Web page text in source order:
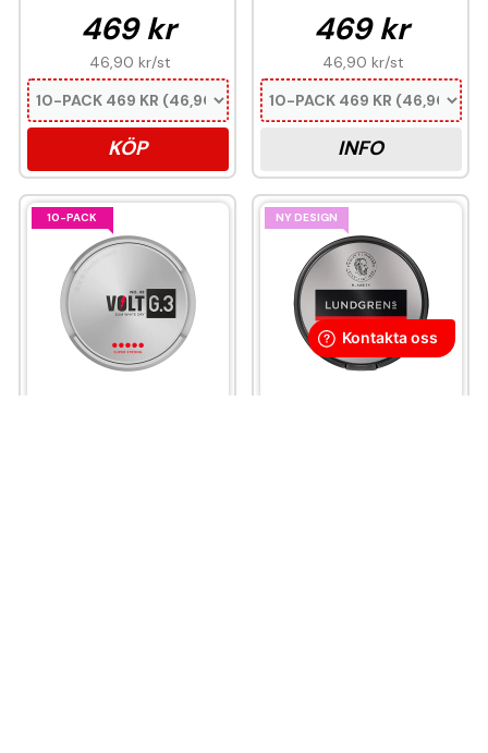
469 kr
46,90 kr/st
KÖP
469 kr
46,90 kr/st
INFO
10-PACK NY DESIGN